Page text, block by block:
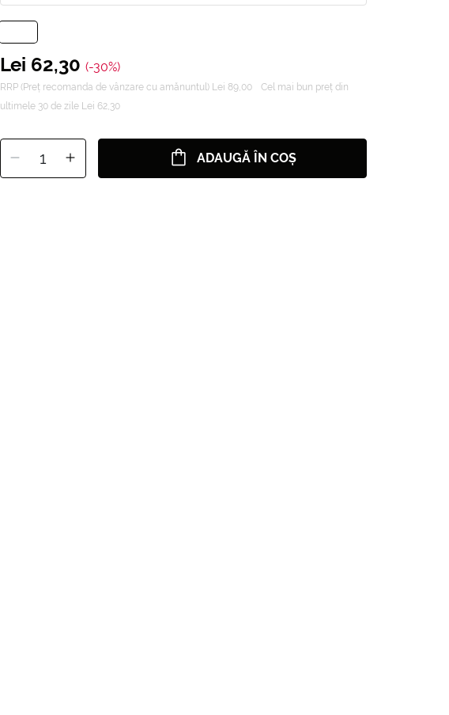
Lei 62,30 (-30%)
RRP (Preț recomanda de vânzare cu amănuntul) Lei 89,00
Cel mai bun preț din
ultimele 30 de zile Lei 62,30
1 ADAUGĂ ÎN COȘ